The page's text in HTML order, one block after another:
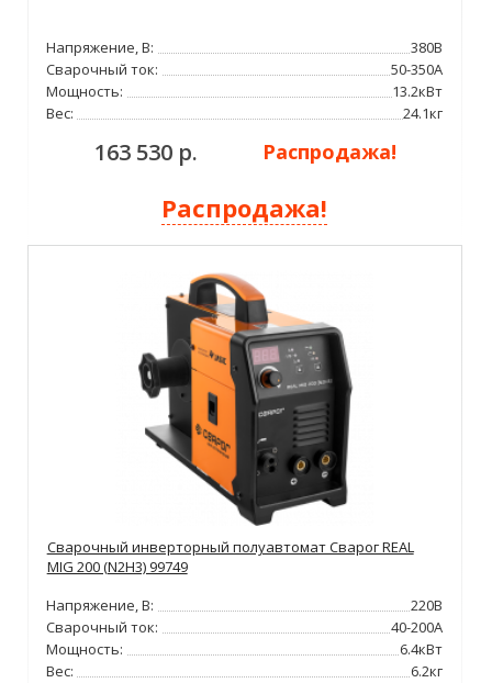
Напряжение, В:
380В
Сварочный ток:
50-350А
Мощность:
13.2кВт
Вес:
24.1кг
163 530 р. Распродажа!
Распродажа!
Сварочный инверторный полуавтомат Сварог REAL
MIG 200 (N2H3) 99749
Напряжение, В:
220В
Сварочный ток:
40-200А
Мощность:
6.4кВт
Вес:
6.2кг